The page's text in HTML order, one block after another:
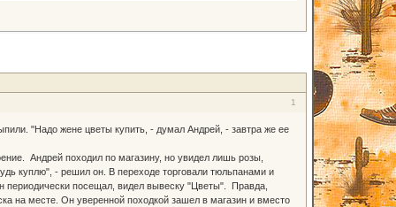
1
"Надо жене цветы купить, - думал Андрей, - завтра же ее
Андрей походил по магазину, но увидел лишь розы,
куплю", - решил он. В переходе торговали тюльпанами и
периодически посещал, видел вывеску "Цветы". Правда,
на месте. Он уверенной походкой зашел в магазин и вместо